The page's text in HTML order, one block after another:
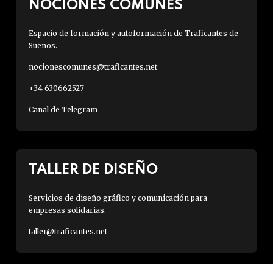
NOCIONES COMUNES
Espacio de formación y autoformación de Traficantes de
Sueños.
nocionescomunes@traficantes.net
+34 630662527
Canal de Telegram
TALLER DE DISEÑO
Servicios de diseño gráfico y comunicación para
empresas solidarias.
taller@traficantes.net